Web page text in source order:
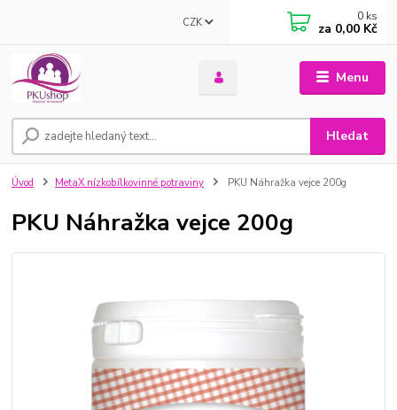
Menu
CZK
Hledat
0 ks
za 0,00 Kč
Úvod MetaX nízkobílkovinné potraviny PKU Náhražka vejce 200g
PKU Náhražka vejce 200g